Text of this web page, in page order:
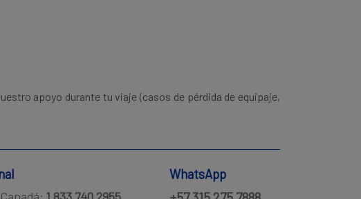
apoyo durante tu viaje (casos de pérdida de equipaje,
WhatsApp